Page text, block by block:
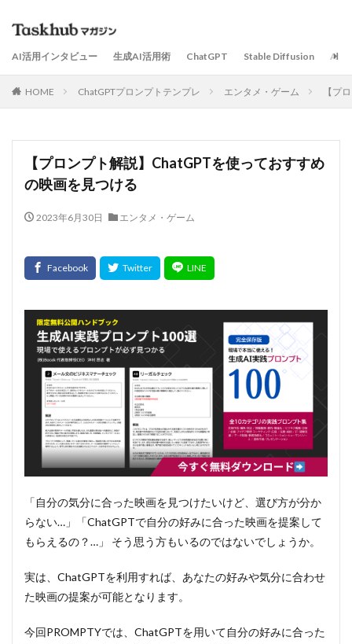
AI活用インタビュー 生成AI活用術 ChatGPT Stable Diffusion AIサ
HOME ChatGPTプロンプトテンプレ エンタメ・ゲーム 【プ
【プロンプト解説】ChatGPTを使っておすすめ
の映画を見つける
2023年6月30日 エンタメ・ゲーム
「自分の気分に合った映画を見つけたいけど、選び方が分か
らない…」「ChatGPTで自分の好みに合った映画を提案して
もらえるの？…」 そう思う方もいるのではないでしょうか。
実は、ChatGPTを利用すれば、あなたの好みや気分に合わせ
た映画の提案が可能となります。
今回PROMPTYでは、ChatGPTを用いて自分の好みに合った